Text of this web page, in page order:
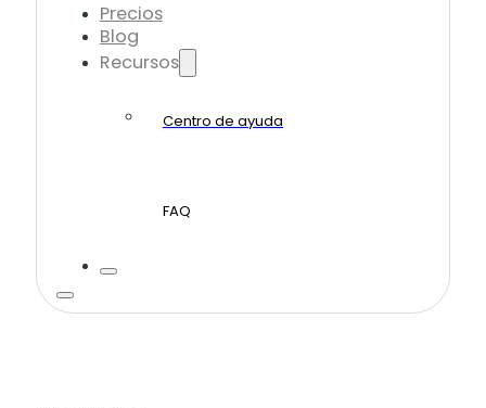
Precios
Blog
Recursos
Centro de ayuda
FAQ